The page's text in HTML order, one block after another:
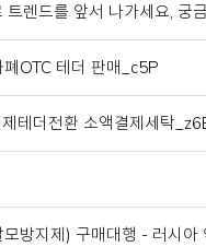
렌드를 앞서 나가세요, 궁
OTC 테더 판매_c5P
테더전환 소액결제세탁
방지제) 구매대행 - 러시아